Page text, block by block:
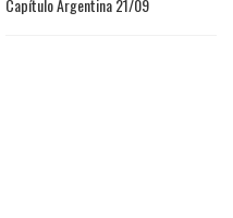
Capítulo Argentina 21/09